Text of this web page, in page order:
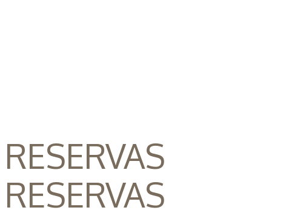
RESERVAS
RESERVAS